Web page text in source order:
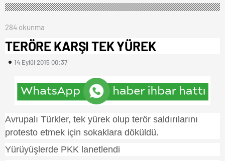
284 okunma
TERÖRE KARŞI TEK YÜREK
14 Eylül 2015 00:37
Avrupalı Türkler, tek yürek olup terör saldırılarını
protesto etmek için sokaklara döküldü.
Yürüyüşlerde PKK lanetlendi